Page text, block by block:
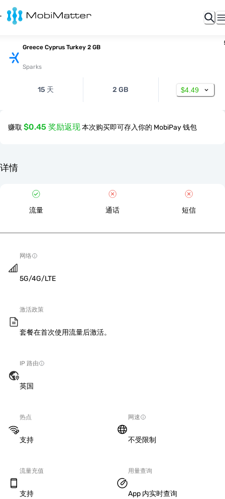
Greece Cyprus Turkey 2 GB
Sparks
15 天 2 GB $4.49
赚取 $0.45 奖励返现本次购买即可存入你的 MobiPay 钱包
详情
流量 通话 短信
网络
5G/4G/LTE
激活政策
套餐在首次使用流量后激活。
IP 路由
英国
热点
支持
网速
不受限制
流量充值
支持
用量查询
App 内实时查询